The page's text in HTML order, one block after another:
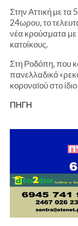
Στην Αττική με τα
24ωρου, το
νέα κρούσματα με
κατοίκους.
Στη Ροδόπη, που
πανελλαδικό
κοροναϊού στο
ΠΗΓΗ